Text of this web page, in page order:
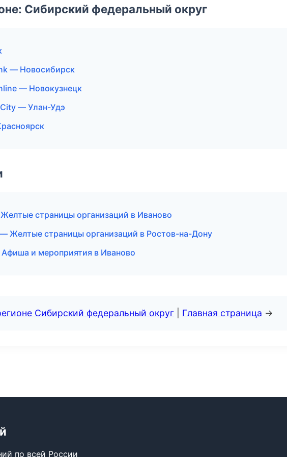
Сибирский федеральный округ
— Новосибирск
— Новокузнецк
— Улан-Удэ
страницы организаций в Иваново
Желтые страницы организаций в Ростов-на-Дону
и мероприятия в Иваново
Сибирский федеральный округ Главная страница →
по всей России